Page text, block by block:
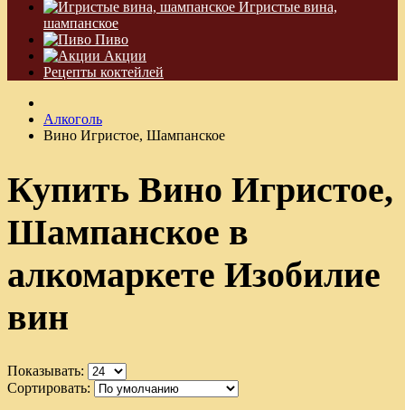
Игристые вина,
шампанское
Пиво
Акции
Рецепты коктейлей
Алкоголь
Вино Игристое, Шампанское
Купить Вино Игристое,
Шампанское в
алкомаркете Изобилие
вин
Показывать:
Сортировать: